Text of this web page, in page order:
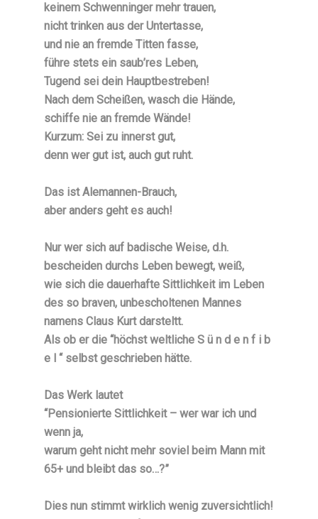
keinem Schwenninger mehr trauen,
nicht trinken aus der Untertasse,
und nie an fremde Titten fasse,
führe stets ein saub’res Leben,
Tugend sei dein Hauptbestreben!
Nach dem Scheißen, wasch die Hände,
schiffe nie an fremde Wände!
Kurzum: Sei zu innerst gut,
denn wer gut ist, auch gut ruht.
Das ist Alemannen-Brauch,
aber anders geht es auch!
Nur wer sich auf badische Weise, d.h.
bescheiden durchs Leben bewegt, weiß,
wie sich die dauerhafte Sittlichkeit im Leben
des so braven, unbescholtenen Mannes
namens Claus Kurt darsteltt.
Als ob er die “höchst weltliche S ü n d e n f i b
e l “ selbst geschrieben hätte.
Das Werk lautet
“Pensionierte Sittlichkeit – wer war ich und
wenn ja,
warum geht nicht mehr soviel beim Mann mit
65+ und bleibt das so…?”
Dies nun stimmt wirklich wenig zuversichtlich!